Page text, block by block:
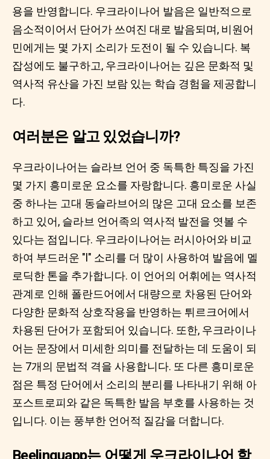
용을 반영합니다. 우크라이나어 발음은 일반적으로
음소적이어서 단어가 쓰여진 대로 발음되며, 비원어
민에게는 몇 가지 소리가 도전이 될 수 있습니다. 복
잡성에도 불구하고, 우크라이나어는 깊은 문화적 및
역사적 유산을 가진 보람 있는 학습 경험을 제공합니
다.
여러분은 알고 있었습니까?
우크라이나어는 슬라브 언어 중 독특한 특징을 가진
몇 가지 흥미로운 요소를 자랑합니다. 흥미로운 사실
중 하나는 고대 동슬라브어의 많은 고대 요소를 보존
하고 있어, 슬라브 언어족의 역사적 발전을 엿볼 수
있다는 점입니다. 우크라이나어는 러시아어와 비교
하여 부드러운 "l" 소리를 더 많이 사용하여 발음에 멜
로딕한 톤을 추가합니다. 이 언어의 어휘에는 역사적
관계로 인해 폴란드어에서 대량으로 차용된 단어와
다양한 문화적 상호작용을 반영하는 튀르크어에서
차용된 단어가 포함되어 있습니다. 또한, 우크라이나
어는 문장에서 미세한 의미를 전달하는 데 도움이 되
는 7개의 문법적 격을 사용합니다. 또 다른 흥미로운
점은 특정 단어에서 소리의 분리를 나타내기 위해 아
포스트로피와 같은 독특한 발음 부호를 사용하는 것
입니다. 이는 풍부한 언어적 질감을 더합니다.
Beelinguapp는 어떻게 우크라이나어 학